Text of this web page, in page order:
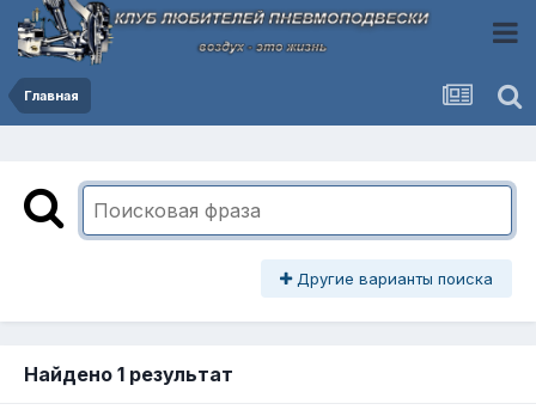
Главная
Другие варианты поиска
Найдено 1 результат